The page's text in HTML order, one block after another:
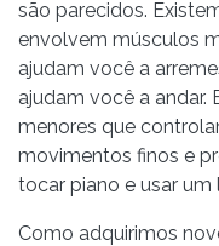
são parecidos.
envolvem músculos
ajudam você a
ajudam você a
menores que
movimentos finos e
tocar piano e usar um
Como adquirimos